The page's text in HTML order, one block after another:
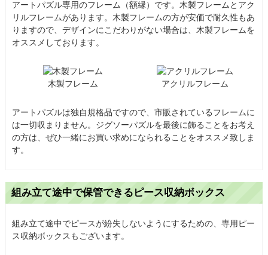
アートパズル専用のフレーム（額縁）です。木製フレームとアク
リルフレームがあります。木製フレームの方が安価で耐久性もあ
りますので、デザインにこだわりがない場合は、木製フレームを
オススメしております。
木製フレーム アクリルフレーム
アートパズルは独自規格品ですので、市販されているフレームに
は一切収まりません。ジグソーパズルを最後に飾ることをお考え
の方は、ぜひ一緒にお買い求めになられることをオススメ致しま
す。
組み立て途中で保管できるピース収納ボックス
組み立て途中でピースが紛失しないようにするための、専用ピー
ス収納ボックスもございます。